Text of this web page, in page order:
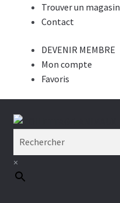
Trouver un magasin
Contact
DEVENIR MEMBRE
Mon compte
Favoris
Aller
navigation
Aller
×